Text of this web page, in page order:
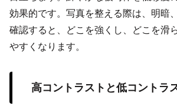
効果的です。写真を整える際は、明暗
確認すると、どこを強くし、どこを滑
やすくなります。
高コントラストと低コントラ